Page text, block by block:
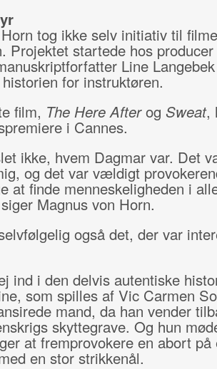
tog ikke selv initiativ til
Projektet startede hos producer
Line
for instruktøren.
film, The Here Afterog Sweat,
i Cannes.
ikke, hvem Dagmar var. Det
og det var vældigt
at finde menneskeligheden i
Magnus von Horn.
også det, der var
ind i den delvis autentiske
som spilles af Vic Carmen
mand, da han vender
skyttegrave. Og hun
at fremprovokere en abort på
en stor strikkenål.